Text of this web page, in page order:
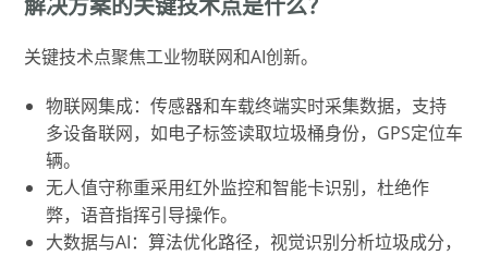
关键技术点聚焦工业物联网和AI创新。
物联网集成：传感器和车载终端实时采集数据，支持
多设备联网，如电子标签读取垃圾桶身份，GPS定位车
辆。
无人值守称重采用红外监控和智能卡识别，杜绝作
弊，语音指挥引导操作。
大数据与AI：算法优化路径，视觉识别分析垃圾成分，